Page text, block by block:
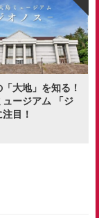
大地」を知る！
ュージアム 「ジ
目！